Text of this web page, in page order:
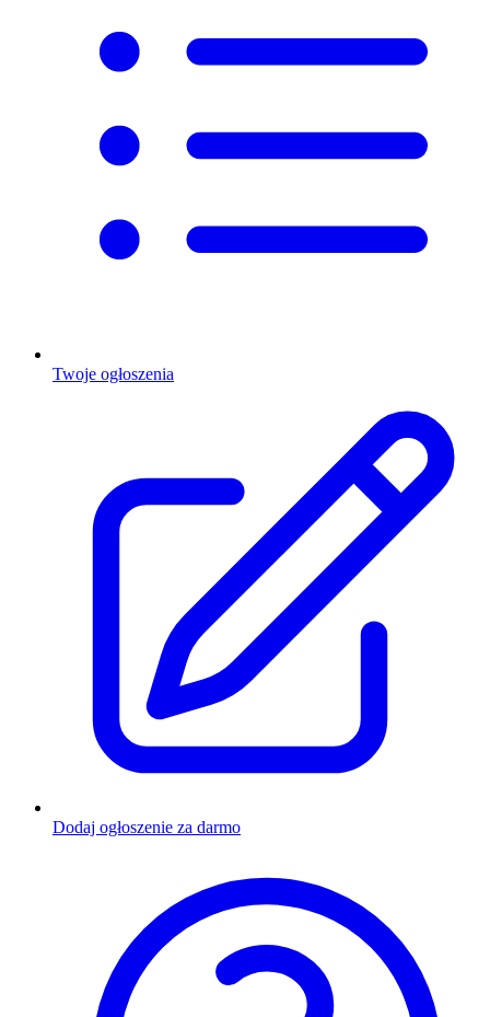
Twoje ogłoszenia
Dodaj ogłoszenie za darmo